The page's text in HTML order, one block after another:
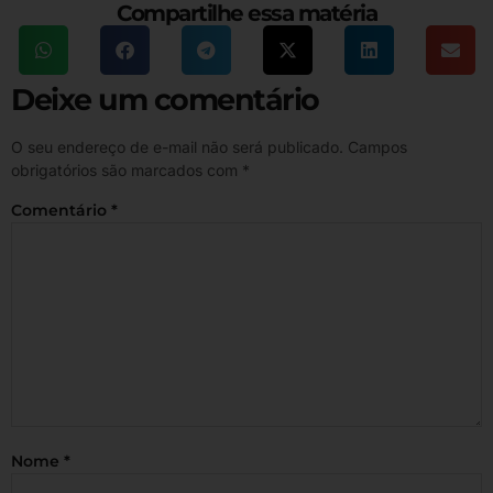
Compartilhe essa matéria
Deixe um comentário
O seu endereço de e-mail não será publicado. Campos
obrigatórios são marcados com *
Comentário *
Nome *